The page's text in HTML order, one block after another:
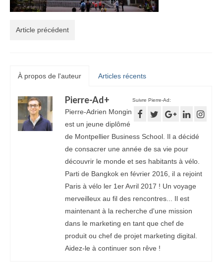
Article précédent
À propos de l'auteur Articles récents
Suivre Pierre-Ad:
Pierre-Ad+
Pierre-Adrien Mongin
est un jeune diplômé
de Montpellier Business School. Il a décidé
de consacrer une année de sa vie pour
découvrir le monde et ses habitants à vélo.
Parti de Bangkok en février 2016, il a rejoint
Paris à vélo ler 1er Avril 2017 ! Un voyage
merveilleux au fil des rencontres... Il est
maintenant à la recherche d'une mission
dans le marketing en tant que chef de
produit ou chef de projet marketing digital.
Aidez-le à continuer son rêve !